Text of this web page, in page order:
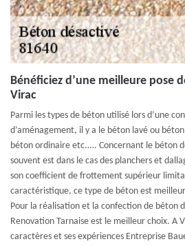
Bénéficiez d’une meilleure pose
Virac
Parmi les types de béton utilisé lors d’une
d’aménagement, il y a le béton lavé ou
béton ordinaire etc.…. Concernant le béton
souvent est dans le cas des planchers et
son coefficient de frottement supérieur
caractéristique, ce type de béton est
Pour la réalisation et la confection de béton
Renovation Tarnaise est le meilleur choix. A
caractères et ses expériences Entreprise